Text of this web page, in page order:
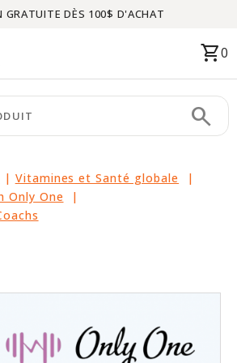
GRATUITE DÈS 100$ D'ACHAT
shopping_cart0
search
| Vitamines et Santé globale
|
Only One |